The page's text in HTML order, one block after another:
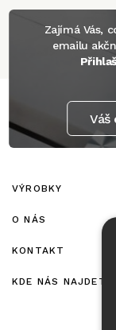
Zajímá Vás,
emailu
Váš
VÝROBKY
O NÁS
KONTAKT
KDE NÁS NAJDETE